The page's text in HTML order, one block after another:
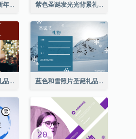
蓝色五彩纸屑背景新年销售礼品卡 紫色圣诞发光光背景礼品卡
红色圣诞女孩照片礼品卡 蓝色和雪照片圣诞礼品卡